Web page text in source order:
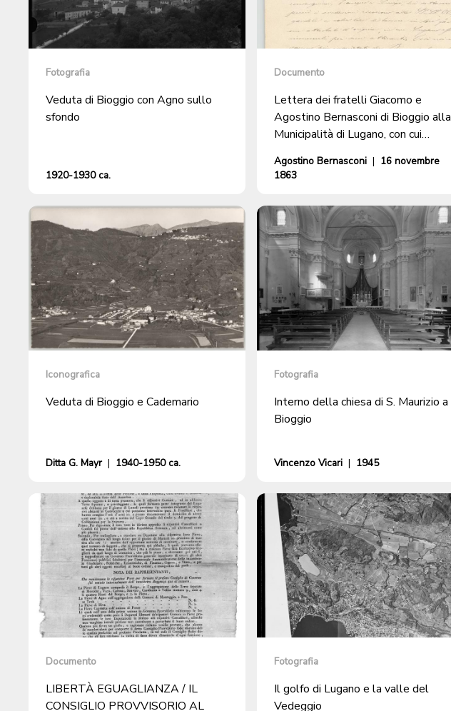
Fotografia
Veduta di Bioggio con Agno sullo
sfondo
1920-1930 ca.
Documento
Lettera dei fratelli Giacomo e
Agostino Bernasconi di Bioggio alla
Municipalità di Lugano, con cui
origine
Agostino Bernasconi | 16 novembre
1863
Iconografica
Veduta di Bioggio e Cademario
Ditta G. Mayr | 1940-1950 ca.
Fotografia
Interno della chiesa di S. Maurizio a
Bioggio
Vincenzo Vicari | 1945
Documento
LIBERTÀ EGUAGLIANZA / IL
CONSIGLIO PROVVISORIO AL
Fotografia
Il golfo di Lugano e la valle del
Vedeggio